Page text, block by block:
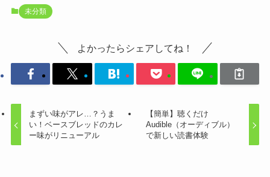
未分類
よかったらシェアしてね！
まずい味がアレ…？うま
い！ベースブレッドのカレ
ー味がリニューアル
【簡単】聴くだけ
Audible（オーディブル）
で新しい読書体験